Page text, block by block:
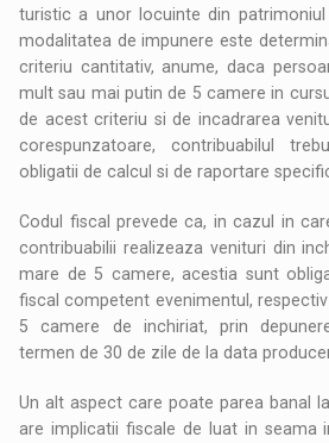
turistic a unor locuinte din
modalitatea de impunere este
criteriu cantitativ, anume, daca
mult sau mai putin de 5 camere in
de acest criteriu si de incadrarea
corespunzatoare, contribuabilul
obligatii de calcul si de raportare
Codul fiscal prevede ca, in cazul in
contribuabilii realizeaza venituri din
mare de 5 camere, acestia sunt
fiscal competent evenimentul,
5 camere de inchiriat, prin
termen de 30 de zile de la data
Un alt aspect care poate parea banal
are implicatii fiscale de luat in seama